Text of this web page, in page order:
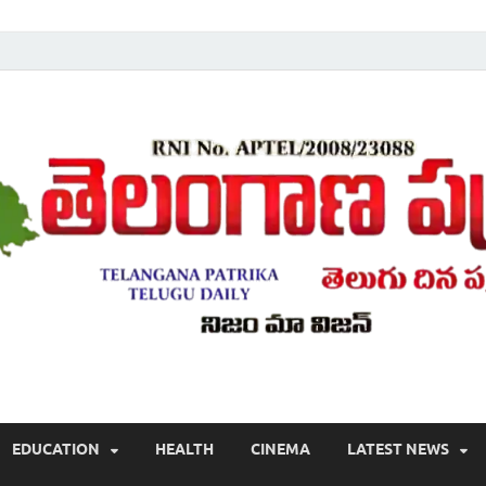
, తాజా వార్తలు , తెలుగు వార్తలు , బ్రేకింగ్ న్యూస్ తెలుగులో , తెలంగాణ లో తాజా
EDUCATION HEALTH CINEMA LATEST NEWS